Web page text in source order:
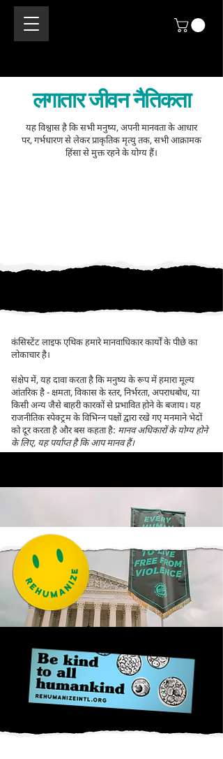
लगातार जीवन नैतिकता
यह विश्वास है कि सभी मनुष्य, अपनी मानवता के आधार
पर, गर्भधारण से लेकर प्राकृतिक मृत्यु तक, सभी आक्रामक
हिंसा से मुक्त रहने के योग्य हैं।
कंसिस्टेंट लाइफ एथिक हमारे मानवाधिकार कार्यों के पीछे का
लोकाचार है।
संक्षेप में, यह दावा करता है कि मनुष्य के रूप में हमारा मूल्य
आंतरिक है - क्षमता, विकास के स्तर, निर्भरता, अपराधबोध, या
किसी अन्य जैसे बाहरी कारकों से प्रभावित होने के बजाय। यह
राजनीतिक स्पेक्ट्रम के विभिन्न पक्षों द्वारा रखे गए मनमाने भेदों
को दूर करता है और बस कहता है: मानव अधिकारों के योग्य होने
के लिए, यह पर्याप्त है कि आप मानव हैं।